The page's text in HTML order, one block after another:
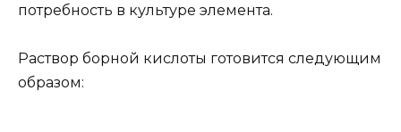
потребность в культуре элемента.
Раствор борной кислоты готовится следующим
образом: